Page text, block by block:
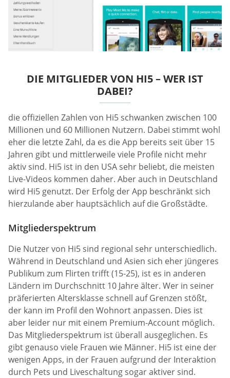
DIE MITGLIEDER VON HI5 – WER IST
DABEI?
die offiziellen Zahlen von Hi5 schwanken zwischen 100
Millionen und 60 Millionen Nutzern. Dabei stimmt wohl
eher die letzte Zahl, da es die App bereits seit über 15
Jahren gibt und mittlerweile viele Profile nicht mehr
aktiv sind. Hi5 ist in den USA sehr beliebt, die meisten
Live-Videos kommen daher. Aber auch in Deutschland
wird Hi5 genutzt. Der Erfolg der App beschränkt sich
hierzulande aber hauptsächlich auf die Großstädte.
Mitgliederspektrum
Die Nutzer von Hi5 sind regional sehr unterschiedlich.
Während in Deutschland und Asien sich eher jüngeres
Publikum zum Flirten trifft (15-25), ist es in anderen
Ländern im Durchschnitt 10 Jahre älter. Wer in seiner
präferierten Altersklasse schnell auf Grenzen stößt,
der kann im Profil den Wohnort anpassen. Dies ist
aber leider nur mit einem Premium-Account möglich.
Das Mitgliederspektrum ist überall ausgeglichen. Es
gibt genauso viele Frauen wie Männer. Hi5 ist eine der
wenigen Apps, in der Frauen aufgrund der Interaktion
durch Pets und Liveschaltung sogar aktiver sind.